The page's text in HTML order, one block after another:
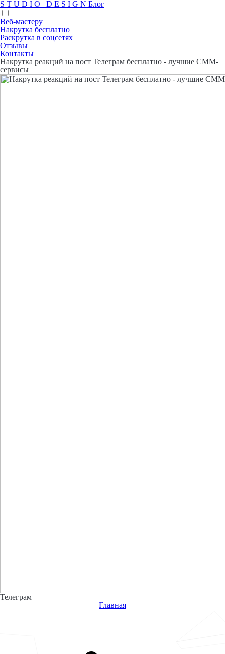
S T U D I O D E S I G N Блог
Веб-мастеру
Накрутка бесплатно
Раскрутка в соцсетях
Отзывы
Контакты
Накрутка реакций на пост Телеграм бесплатно - лучшие СММ-
сервисы
Телеграм
Главная